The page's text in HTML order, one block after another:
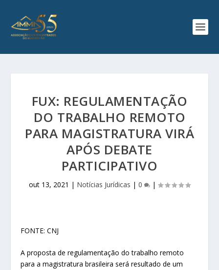
FUX: REGULAMENTAÇÃO
DO TRABALHO REMOTO
PARA MAGISTRATURA VIRÁ
APÓS DEBATE
PARTICIPATIVO
out 13, 2021 | Notícias Jurídicas | 0 |
FONTE: CNJ
A proposta de regulamentação do trabalho remoto
para a magistratura brasileira será resultado de um